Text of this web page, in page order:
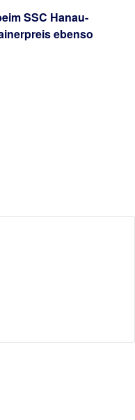
SSC Hanau-
ebenso